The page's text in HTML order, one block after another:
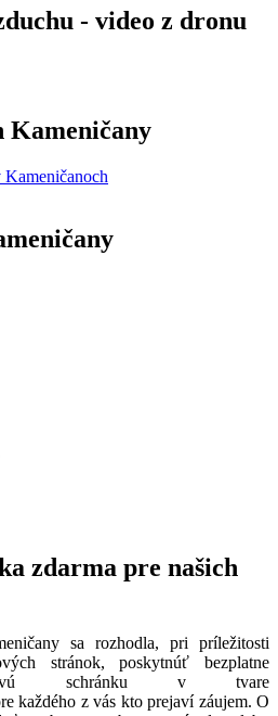
- video z dronu
zdarma pre našich
sa rozhodla, pri príležitosti
stránok, poskytnúť bezplatne
schránku v tvare
každého z vás kto prejaví záujem. O